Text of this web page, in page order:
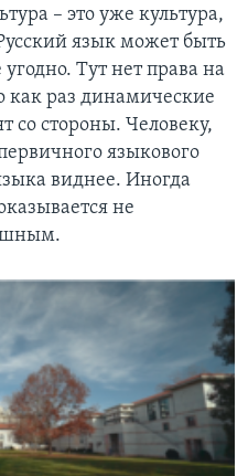
– это уже культура,
язык может быть
Тут нет права на
как раз динамические
со стороны. Человеку,
языкового
виднее. Иногда
не